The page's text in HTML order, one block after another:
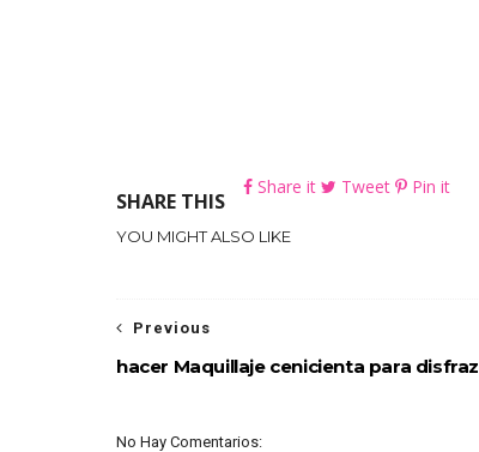
SHARE THIS
Share it Tweet Pin it
YOU MIGHT ALSO LIKE
Previous
hacer Maquillaje cenicienta para disfraz
No Hay Comentarios: